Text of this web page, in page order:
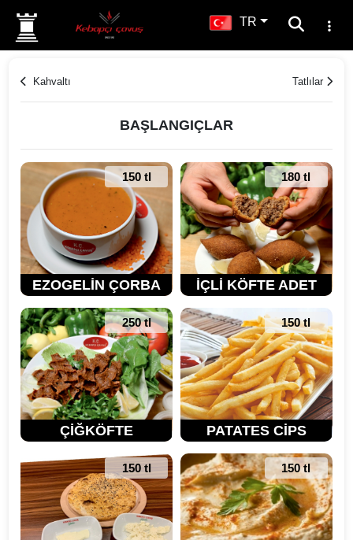
TR
Kahvaltı Tatlılar
BAŞLANGIÇLAR
150 tl
EZOGELİN ÇORBA
180 tl
İÇLİ KÖFTE ADET
250 tl
ÇİĞKÖFTE
150 tl
PATATES CİPS
150 tl 150 tl